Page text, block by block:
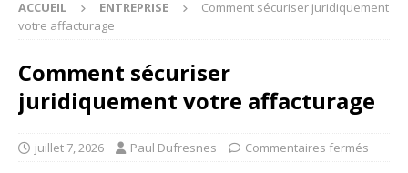
ACCUEIL ENTREPRISE
Comment sécuriser juridiquement
votre affacturage
Comment sécuriser
juridiquement votre affacturage
juillet 7, 2026 Paul Dufresnes Commentaires fermés